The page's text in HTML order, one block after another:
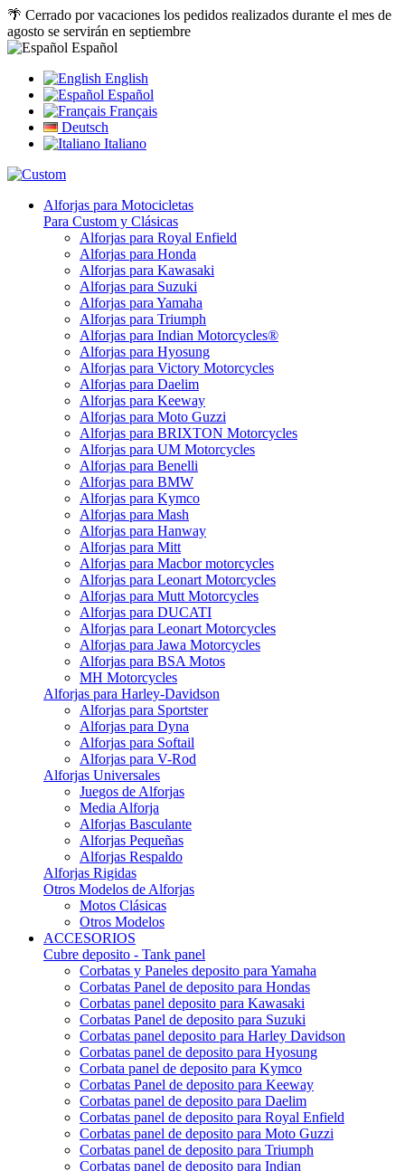
🌴 Cerrado por vacaciones los pedidos realizados durante el mes de
agosto se servirán en septiembre
Español
English
Español
Français
Deutsch
Italiano
Alforjas para Motocicletas
Para Custom y Clásicas
Alforjas para Royal Enfield
Alforjas para Honda
Alforjas para Kawasaki
Alforjas para Suzuki
Alforjas para Yamaha
Alforjas para Triumph
Alforjas para Indian Motorcycles®
Alforjas para Hyosung
Alforjas para Victory Motorcycles
Alforjas para Daelim
Alforjas para Keeway
Alforjas para Moto Guzzi
Alforjas para BRIXTON Motorcycles
Alforjas para UM Motorcycles
Alforjas para Benelli
Alforjas para BMW
Alforjas para Kymco
Alforjas para Mash
Alforjas para Hanway
Alforjas para Mitt
Alforjas para Macbor motorcycles
Alforjas para Leonart Motorcycles
Alforjas para Mutt Motorcycles
Alforjas para DUCATI
Alforjas para Leonart Motorcycles
Alforjas para Jawa Motorcycles
Alforjas para BSA Motos
MH Motorcycles
Alforjas para Harley-Davidson
Alforjas para Sportster
Alforjas para Dyna
Alforjas para Softail
Alforjas para V-Rod
Alforjas Universales
Juegos de Alforjas
Media Alforja
Alforjas Basculante
Alforjas Pequeñas
Alforjas Respaldo
Alforjas Rigidas
Otros Modelos de Alforjas
Motos Clásicas
Otros Modelos
ACCESORIOS
Cubre deposito - Tank panel
Corbatas y Paneles deposito para Yamaha
Corbatas Panel de deposito para Hondas
Corbatas panel deposito para Kawasaki
Corbatas Panel de deposito para Suzuki
Corbatas panel deposito para Harley Davidson
Corbatas panel de deposito para Hyosung
Corbata panel de deposito para Kymco
Corbatas Panel de deposito para Keeway
Corbatas panel de deposito para Daelim
Corbatas panel de deposito para Royal Enfield
Corbatas panel de deposito para Moto Guzzi
Corbatas panel de deposito para Triumph
Corbatas panel de deposito para Indian